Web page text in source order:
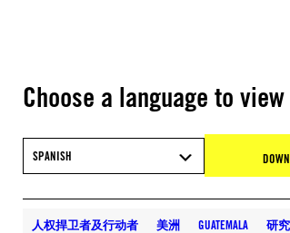
Choose a language to
SPANISH
人权捍卫者及行动者 美洲 GUATEMALA 研